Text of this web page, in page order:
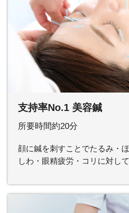
支持率No.1 美容鍼
所要時間約20分
顔に鍼を刺すことでたるみ・
しわ・眼精疲労・コリに対し